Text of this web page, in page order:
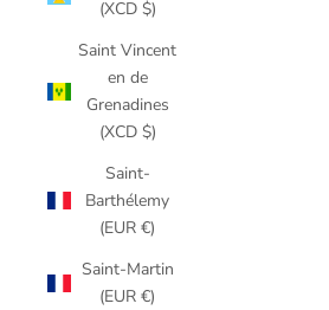
(XCD $)
Saint Vincent
en de
Grenadines
(XCD $)
Saint-
Barthélemy
(EUR €)
Saint-Martin
(EUR €)